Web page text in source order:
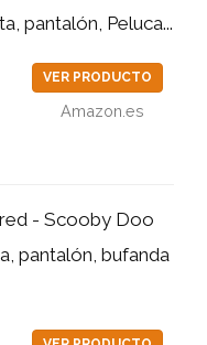
pantalón, Peluca...
VER PRODUCTO
Amazon.es
- Scooby Doo
pantalón, bufanda